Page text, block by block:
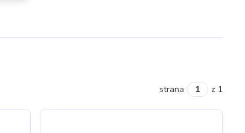
strana z 1